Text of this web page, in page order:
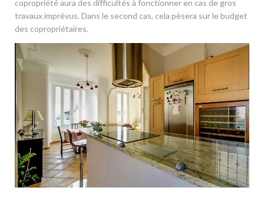
copropriété aura des difficultés à fonctionner en cas de gros
travaux imprévus. Dans le second cas, cela pèsera sur le budget
des copropriétaires.